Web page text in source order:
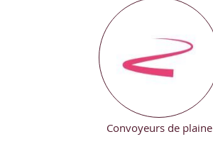
Convoyeurs de plaine